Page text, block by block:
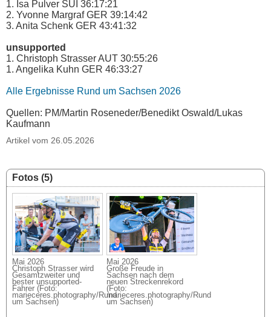
1. Isa Pulver SUI 36:17:21
2. Yvonne Margraf GER 39:14:42
3. Anita Schenk GER 43:41:32
unsupported
1. Christoph Strasser AUT 30:55:26
1. Angelika Kuhn GER 46:33:27
Alle Ergebnisse Rund um Sachsen 2026
Quellen: PM/Martin Roseneder/Benedikt Oswald/Lukas
Kaufmann
Artikel vom 26.05.2026
Fotos (5)
Mai 2026
Christoph Strasser wird
Gesamtzweiter und
bester unsupported-
Fahrer (Foto:
marieceres.photography/Rund
um Sachsen)
Mai 2026
Große Freude in
Sachsen nach dem
neuen Streckenrekord
(Foto:
marieceres.photography/Rund
um Sachsen)